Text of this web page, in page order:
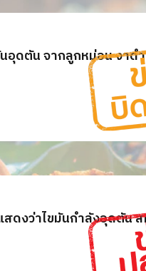
อุดตัน จากลูกหม่อน งาด
ดงว่าไขมันกำลังอุดตัน